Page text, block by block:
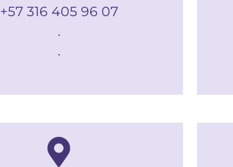
+57 316 405 96 07
.
.